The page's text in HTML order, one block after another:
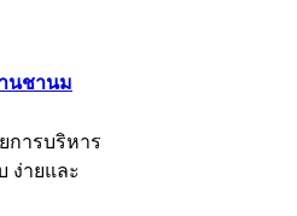
านชานม
การบริหาร
ง่ายและ